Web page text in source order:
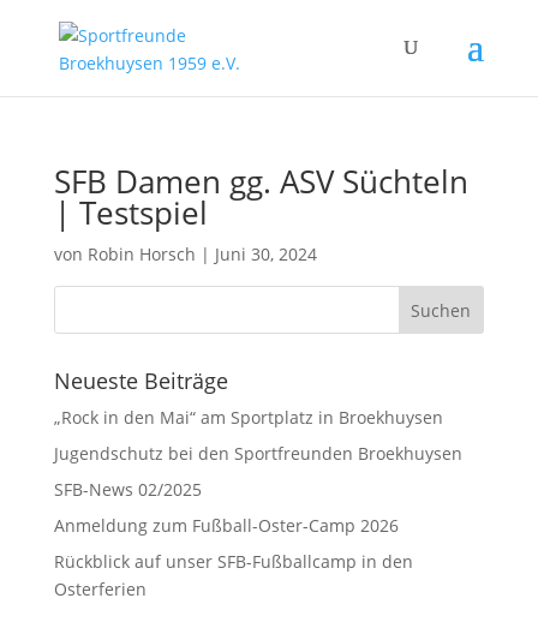
SFB Damen gg. ASV Süchteln
| Testspiel
von Robin Horsch | Juni 30, 2024
Neueste Beiträge
„Rock in den Mai“ am Sportplatz in Broekhuysen
Jugendschutz bei den Sportfreunden Broekhuysen
SFB-News 02/2025
Anmeldung zum Fußball-Oster-Camp 2026
Rückblick auf unser SFB-Fußballcamp in den
Osterferien